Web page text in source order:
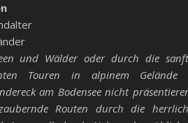
und Wälder oder durch die
Touren in alpinem Gelände
am Bodensee nicht
Routen durch die